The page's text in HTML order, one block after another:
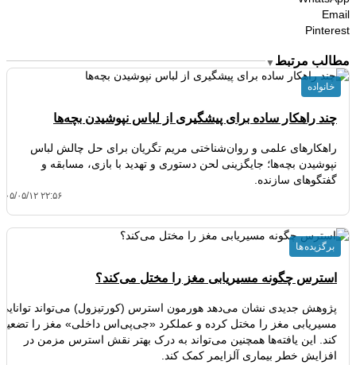
Email
Pinterest
مطالب مرتبط ▼
چند راهکار ساده برای پیشگیری از لباس نپوشیدن بچه‌ها
راهکارهای علمی و روان‌شناختی مریم تگریان برای حل چالش لباس
نپوشیدن بچه‌ها؛ جایگزینی لحن دستوری و تهدید با بازی، مسابقه و
گفتگوهای سازنده.
۱۴۰۵/۰۵/۱۲
خانواده
استرس چگونه مسیریابی مغز را مختل می‌کند؟
پژوهش جدیدی نشان می‌دهد هورمون استرس (کورتیزول) می‌تواند توانایی
مسیریابی مغز را مختل کرده و عملکرد «جی‌پی‌اس داخلی» مغز را
کند. این یافته‌ها همچنین می‌تواند به درک بهتر نقش استرس مزمن در
افزایش خطر بیماری آلزایمر کمک کند.
برگزیده ها